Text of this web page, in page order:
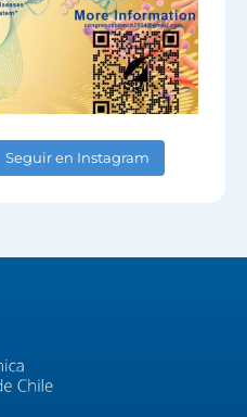
Seguir en Instagram